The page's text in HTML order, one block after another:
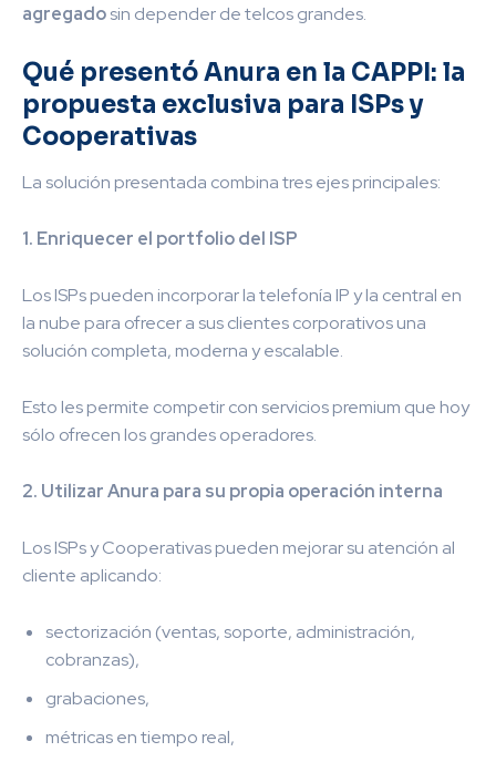
agregadosin depender de telcos grandes.
Qué presentó Anura en la CAPPI: la
propuesta exclusiva para ISPs y
Cooperativas
La solución presentada combina tres ejes principales:
1. Enriquecer el portfolio del ISP
Los ISPs pueden incorporar la telefonía IP y la central en
la nube para ofrecer a sus clientes corporativos una
solución completa, moderna y escalable.
Esto les permite competir con servicios premium que hoy
sólo ofrecen los grandes operadores.
2. Utilizar Anura para su propia operación interna
Los ISPs y Cooperativas pueden mejorar su atención al
cliente aplicando:
sectorización (ventas, soporte, administración,
cobranzas),
grabaciones,
métricas en tiempo real,